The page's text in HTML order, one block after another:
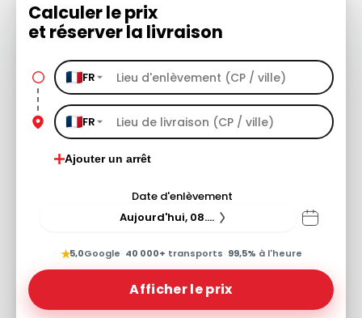
Calculer le prix
et réserver la livraison
FR
FR
Ajouter un arrêt
Date d'enlèvement
Aujourd'hui, 08.08.26
★5,0Google· 40 000+ transports· 99,5% à l'heure
Afficher le prix